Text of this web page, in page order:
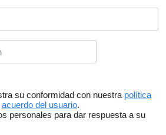
su conformidad con nuestra política
acuerdo del usuario.
personales para dar respuesta a su